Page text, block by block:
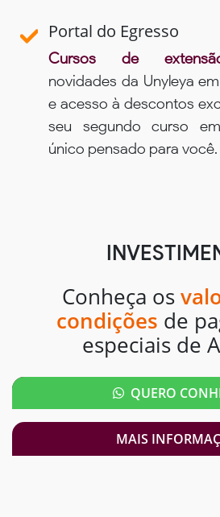
Portal do Egresso
Cursos de
novidades da Unyleya
e acesso à descontos
seu segundo curso
único pensado para você.
Conheça os
condições de
especiais de
QUERO
MAIS